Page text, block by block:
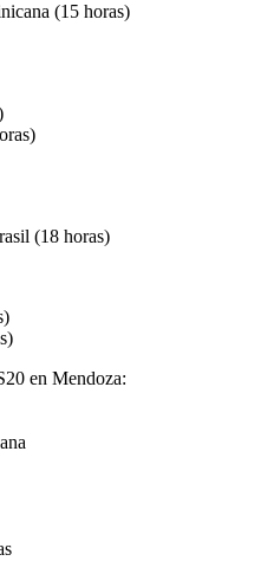
(15 horas)
(18 horas)
en Mendoza: